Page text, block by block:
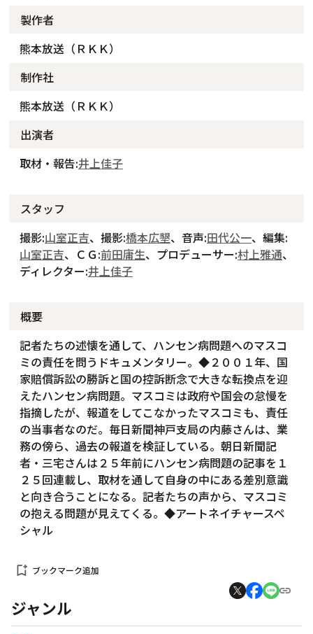
製作者
熊本放送（ＲＫＫ）
制作社
熊本放送（ＲＫＫ）
出演者
取材・報告:井上佳子
スタッフ
撮影:山室正吉、撮影:橋本広墾、音声:田代公一、編集:
山室正吉、ＣＧ:前田庸生、プロデューサー:村上雅通、
ディレクター:井上佳子
概要
記者たちの述懐を通して、ハンセン病問題へのマスコ
ミの責任を問うドキュメンタリー。◆２００１年、国
家賠償訴訟の勝訴と国の控訴断念で大きな転換点を迎
えたハンセン病問題。マスコミは政府や国会の怠慢を
指摘したが、報道をしてこなかったマスコミも、責任
の当事者なのだ。毎日新聞神戸支局の内藤さんは、業
務の傍ら、過去の報道を検証している。朝日新聞記
者・三宅さんは２５年前にハンセン病問題の記事を１
２５回連載し、取材を通して自身の中にある差別意識
と向き合うことになる。記者たちの声から、マスコミ
の抱える問題が見えてくる。◆アートネイチャースペ
シャル
bookmark_add ブックマーク追加
ジャンル